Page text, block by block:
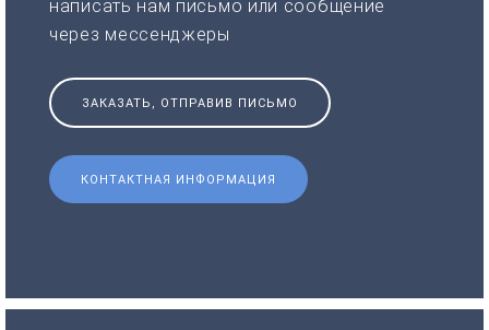
написать нам письмо или сообщение
через мессенджеры
ЗАКАЗАТЬ, ОТПРАВИВ ПИСЬМО
КОНТАКТНАЯ ИНФОРМАЦИЯ